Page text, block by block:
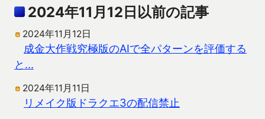
2024年11月12日以前の記事
2024年11月12日
成金大作戦究極版のAIで全パターンを評価する
と…
2024年11月11日
リメイク版ドラクエ3の配信禁止